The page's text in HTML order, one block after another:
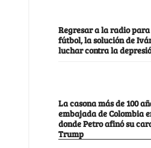
Regresar a la radio
fútbol, la solución de
luchar contra la
La casona más de 100
embajada de Colombia
donde Petro afinó su
Trump